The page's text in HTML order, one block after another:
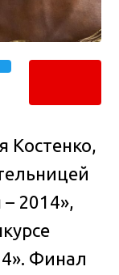
Костенко,
2014»,
. Финал